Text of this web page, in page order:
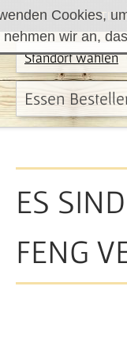
Cookies,
wir an,
Standort wählen
Essen
ES
FENG